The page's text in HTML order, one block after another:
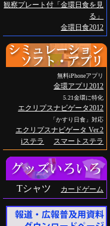
観察プレート付「金環日食を見
る」
金環日食2012
無料iPhoneアプリ
金環アプリ2012
5.21金環に特化
エクリプスナビゲータ2012
「かすり日食」対応
エクリプスナビゲータ Ver.2
iステラ
スマートステラ
Tシャツ カードゲーム